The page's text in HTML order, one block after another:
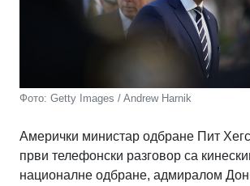
Фото: Getty Images / Andrew Harnik
Амерички министар одбране Пит
први телефонски разговор са
националне одбране, адмиралом